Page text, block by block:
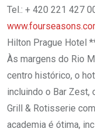
Tel.: + 420 221 427
Hilton Prague Hotel
Às margens do Rio
centro histórico, o
incluindo o Bar Zest,
Grill & Rotisserie
academia é ótima,